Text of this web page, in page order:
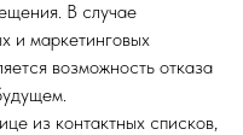
В случае
и маркетинговых
возможность отказа
из контактных списков,